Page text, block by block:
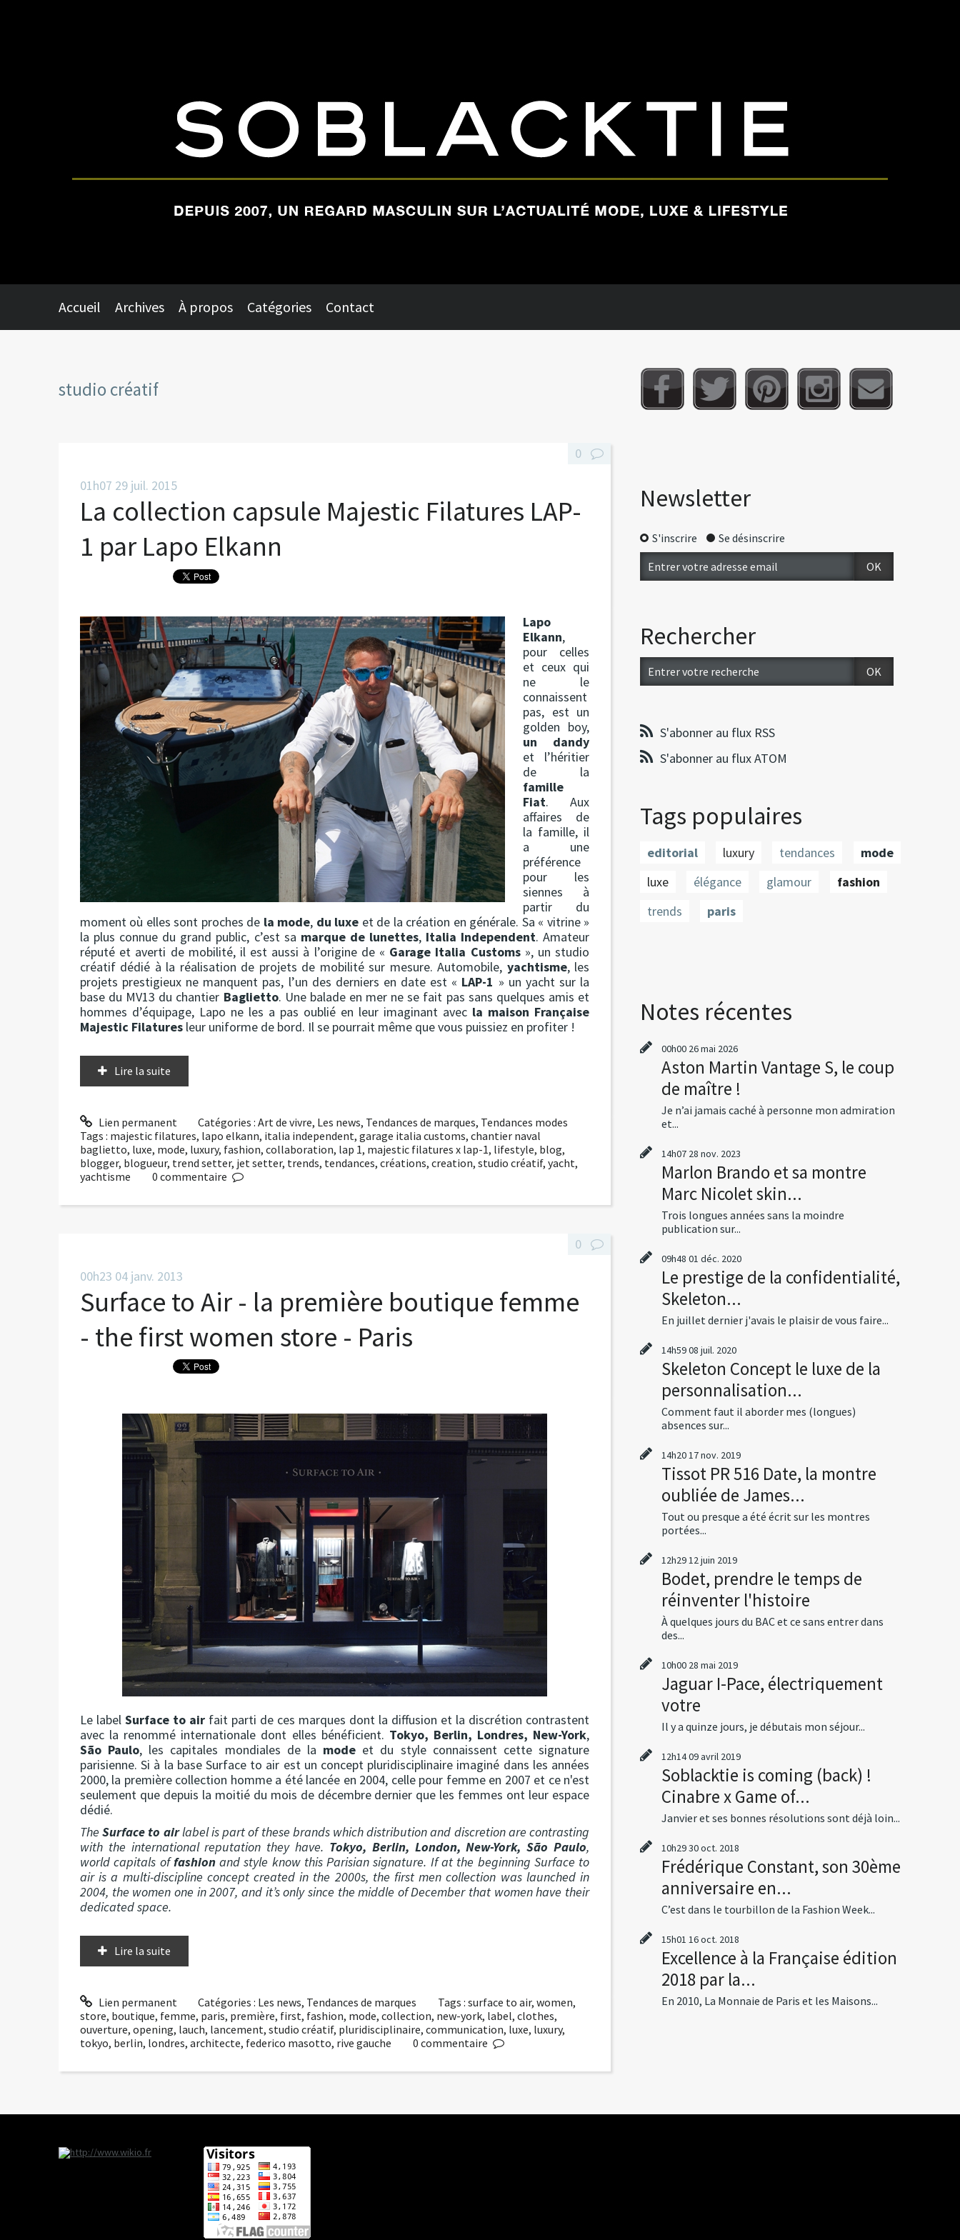
Accueil Archives À propos Catégories Contact
studio créatif
01h07 29 juil. 2015
La collection capsule Majestic Filatures LAP-
1 par Lapo Elkann
Lapo
Elkann,
pour celles
et ceux qui
ne le
connaissent
pas, est un
golden boy,
un dandy
et l’héritier
de la
famille
Fiat. Aux
affaires de
la famille, il
a une
préférence
pour les
siennes à
partir du
moment où elles sont proches de la mode, du luxe et de la création en générale. Sa « vitrine »
la plus connue du grand public, c’est sa marque de lunettes, Italia Independent. Amateur
réputé et averti de mobilité, il est aussi à l’origine de « Garage Italia Customs», un studio
créatif dédié à la réalisation de projets de mobilité sur mesure. Automobile, yachtisme, les
projets prestigieux ne manquent pas, l’un des derniers en date est « LAP-1 » un yacht sur la
base du MV13 du chantier Baglietto. Une balade en mer ne se fait pas sans quelques amis et
hommes d’équipage, Lapo ne les a pas oublié en leur imaginant avec la maison Française
Majestic Filatures leur uniforme de bord. Il se pourrait même que vous puissiez en profiter !
Lire la suite
Lien permanent Catégories :Art de vivre, Les news, Tendances de marques, Tendances modes
Tags : majestic filatures, lapo elkann, italia independent, garage italia customs, chantier naval
baglietto, luxe, mode, luxury, fashion, collaboration, lap 1, majestic filatures x lap-1, lifestyle, blog,
blogger, blogueur, trend setter, jet setter, trends, tendances, créations, creation, studio créatif, yacht,
yachtisme
0
0 commentaire
00h23 04 janv. 2013
Surface to Air - la première boutique femme
- the first women store - Paris
Le labelSurface to air fait parti de ces marques dont la diffusion et la discrétion contrastent
avec la renommé internationale dont elles bénéficient. Tokyo, Berlin, Londres, New-York,
São Paulo, les capitales mondiales de la mode et du style connaissent cette signature
parisienne. Si à la base Surface to air est un concept pluridisciplinaire imaginé dans les années
2000, la première collection homme a été lancée en 2004, celle pour femme en 2007 et ce n'est
seulement que depuis la moitié du mois de décembre dernier que les femmes ont leur espace
dédié.
TheSurface to airlabel is part of these brands which distribution and discretion are contrasting
with the international reputation they have. Tokyo, Berlin, London, New-York, São Paulo,
world capitals offashionand style know this Parisian signature. If at the beginning Surface to
air is a multi-discipline concept created in the 2000s, the first men collection was launched in
2004, the women one in 2007, and it’s only since the middle of December that women have their
dedicated space.
Lire la suite
Lien permanent Catégories : Les news, Tendances de marques Tags :surface to air,women,
store, boutique, femme, paris, première, first, fashion, mode, collection, new-york, label, clothes,
ouverture, opening, lauch, lancement, studio créatif, pluridisciplinaire, communication, luxe, luxury,
tokyo, berlin, londres, architecte, federico masotto, rive gauche
0
0 commentaire
Newsletter
S'inscrire Se désinscrire
Rechercher
S'abonner au flux RSS
S'abonner au flux ATOM
Tags populaires
editorial luxury tendances
mode
luxe
élégance glamour
fashion
trends
paris
Notes récentes
00h00 26mai 2026
Aston Martin Vantage S, le coup
de maître !
Je n’ai jamais caché à personne mon admiration
et...
14h07 28 nov. 2023
Marlon Brando et sa montre
Marc Nicolet skin...
Trois longues années sans la moindre
publication sur...
09h48 01 déc. 2020
Le prestige de la confidentialité,
Skeleton...
En juillet dernier j'avais le plaisir de vous faire...
14h5908 juil. 2020
Skeleton Concept le luxe de la
personnalisation...
Comment faut il aborder mes (longues)
absences sur...
14h2017nov. 2019
Tissot PR 516 Date, la montre
oubliée de James...
Tout ou presque a été écrit sur les montres
portées...
12h2912juin 2019
Bodet, prendre le temps de
réinventer l'histoire
À quelques jours du BAC et ce sans entrer dans
des...
10h00 28 mai 2019
Jaguar I-Pace, électriquement
votre
Il y a quinze jours, je débutais mon séjour...
12h1409avril 2019
Soblacktie is coming (back) !
Cinabre x Game of...
Janvier et ses bonnes résolutions sont déjà loin...
10h2930oct. 2018
Frédérique Constant, son 30ème
anniversaire en...
C’est dans le tourbillon de la Fashion Week...
15h01 16oct. 2018
Excellence à la Française édition
2018 par la...
En 2010, La Monnaie de Paris et les Maisons...